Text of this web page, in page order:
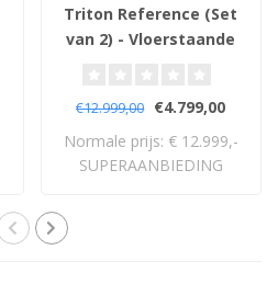
Triton Reference (Set
van 2) - Vloerstaande
€12.999,00 €4.799,00
Normale prijs: € 12.999,-
SUPERAANBIEDING